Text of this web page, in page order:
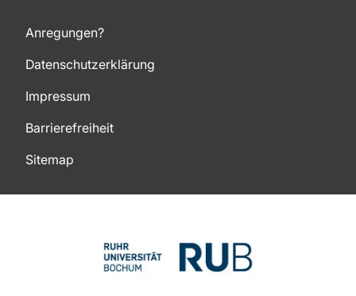
Anregungen?
Datenschutzerklärung
Impressum
Barrierefreiheit
Sitemap